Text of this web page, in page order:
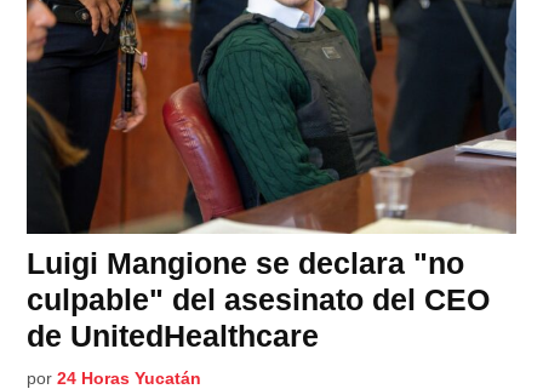
Luigi Mangione se declara "no
culpable" del asesinato del CEO
de UnitedHealthcare
por 24 Horas Yucatán